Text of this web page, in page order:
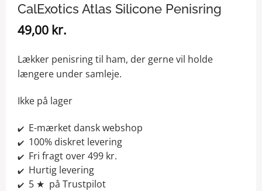
CalExotics Atlas Silicone Penisring
49,00 kr.
Lækker penisring til ham, der gerne vil holde
længere under samleje.
Ikke på lager
✔️E-mærket dansk webshop
✔️100% diskret levering
✔️Fri fragt over 499 kr.
✔️Hurtig levering
✔️5 ★ på Trustpilot